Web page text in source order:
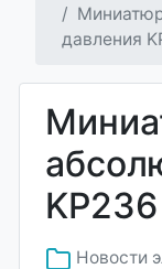
давления
KP236
Новости